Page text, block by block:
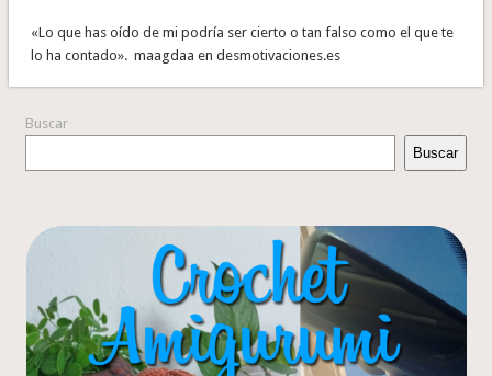
«Lo que has oído de mi podría ser cierto o tan falso como el que te
lo ha contado». maagdaa en desmotivaciones.es
Buscar
Buscar